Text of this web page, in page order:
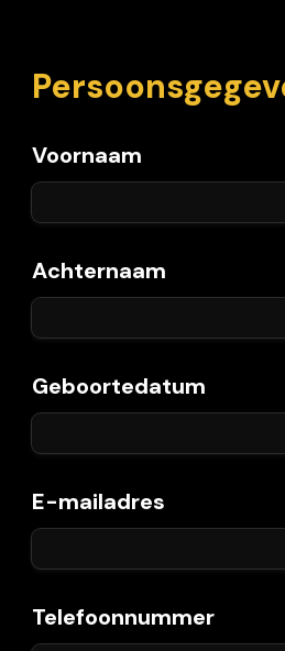
Voornaam
Achternaam
Geboortedatum
E-mailadres
Telefoonnummer